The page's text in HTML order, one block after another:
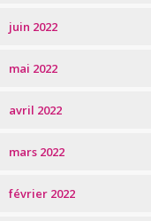
juin 2022
mai 2022
avril 2022
mars 2022
février 2022